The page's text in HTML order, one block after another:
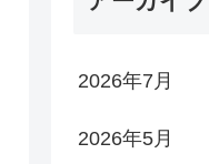
2026年7月
2026年5月